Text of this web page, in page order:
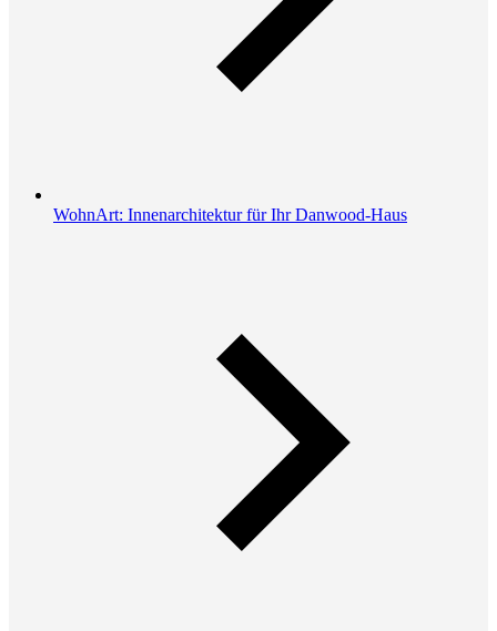
WohnArt: Innenarchitektur für Ihr Danwood-Haus